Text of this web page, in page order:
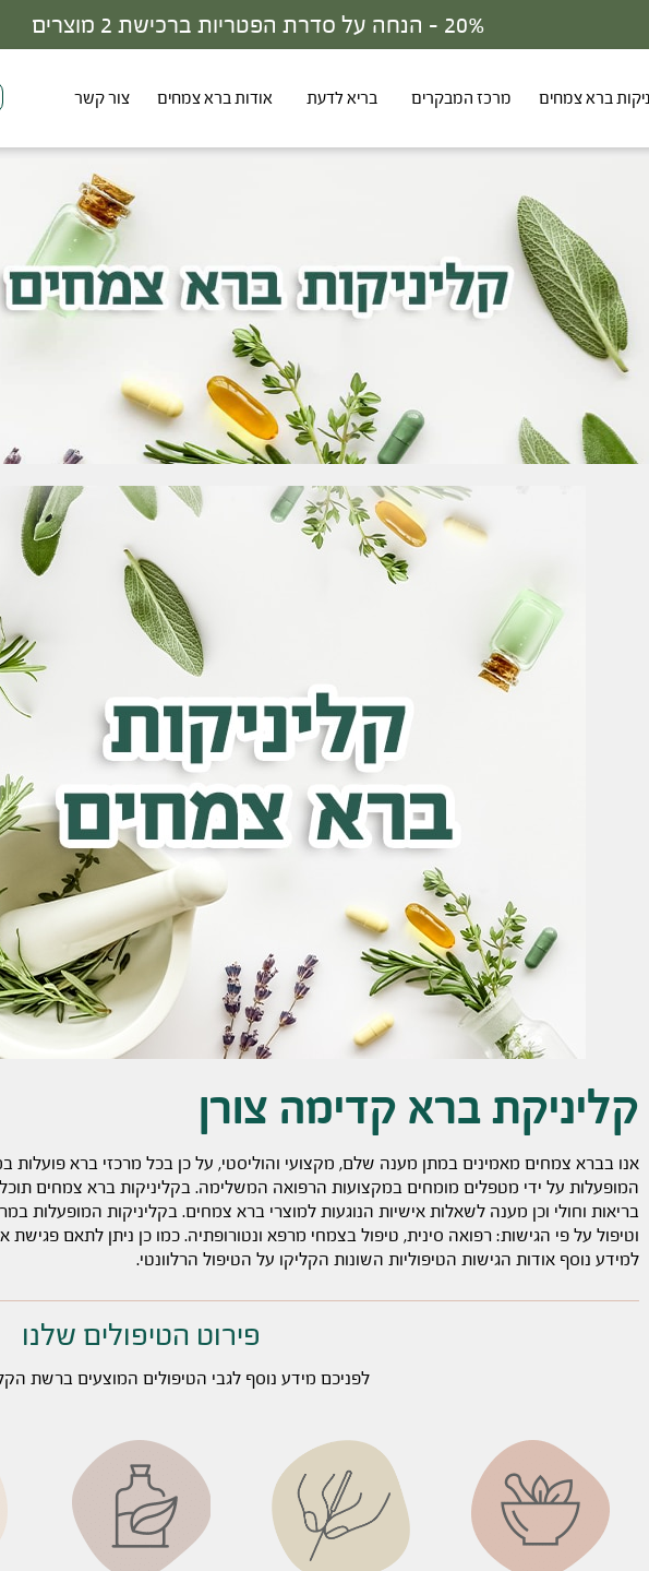
30% - הנחה על סדרת הפטריות ברכישת 3 מוצרים
ברא צמחים מרכז המבקרים בריא לדעת אודות ברא צמחים צור קשר
קליניקת ברא קדימה צורן
אנו בברא צמחים מאמינים במתן מענה שלם, מקצועי והוליסטי, על כן בכל מרכזי ברא פועלות
המופעלות על ידי מטפלים מומחים במקצועות הרפואה המשלימה. בקליניקות ברא צמחים
בריאות וחולי וכן מענה לשאלות אישיות הנוגעות למוצרי ברא צמחים. בקליניקות המופעלות
וטיפול על פי הגישות: רפואה סינית, טיפול בצמחי מרפא ונטורופתיה. כמו כן ניתן לתאם פגישת
למידע נוסף אודות הגישות הטיפוליות השונות הקליקו על הטיפול הרלוונטי.
פירוט הטיפולים שלנו
לפניכם מידע נוסף לגבי הטיפולים המוצעים ברשת